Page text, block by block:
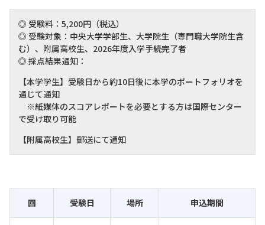
◎ 受験料：5,200円（税込）
◎ 受験対象：中央大学学部生、大学院生（専門職大学院生含
む）、附属高校生、2026年度入学手続完了者
◎ 採点結果通知：
【本学学生】受験日から約10日後に本学のポートフォリオを
通じて通知
※紙媒体のスコアレポートを必要とする方は国際センター
で受け取り可能
【附属高校生】郵送にて通知
回 受験日 場所 申込期間